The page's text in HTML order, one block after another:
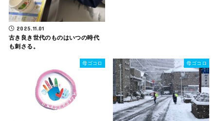
2025.11.01
古き良き世代のものはいつの時代
も刺さる。
母ゴコロ 母ゴコロ